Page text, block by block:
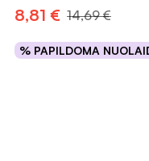
8,81 € 14,69 €
% PAPILDOMA
Į krepšelį